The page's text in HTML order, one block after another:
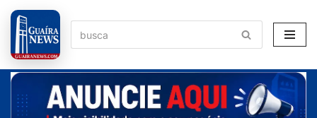
Pular
para
o
conteúdo